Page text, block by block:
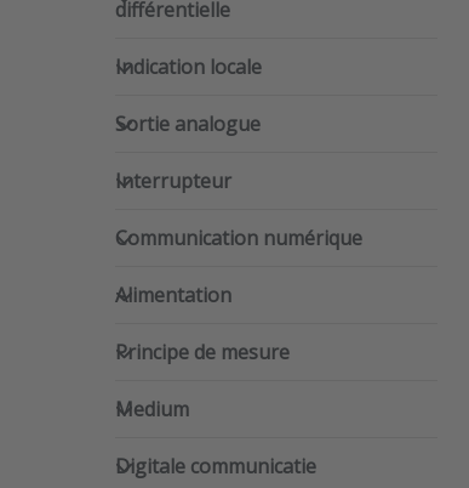
différentielle
Indication locale
Indication locale
Sortie analogue
Sortie analogue
Interrupteur
Interrupteur
Communication numérique
Communication numérique
Alimentation
Alimentation
Principe de mesure
Principe de mesure
Medium
Medium
Digitale communicatie
Digitale communicatie